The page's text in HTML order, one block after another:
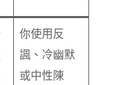
你使用反
諷、冷幽默
或中性陳